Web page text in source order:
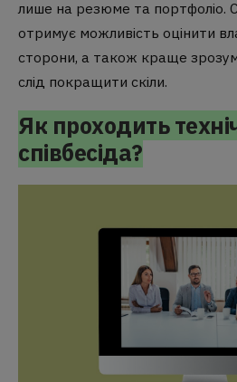
лише на резюме та портфоліо.
отримує можливість оцінити
сторони, а також краще
слід покращити скіли.
Як проходить
співбесіда?